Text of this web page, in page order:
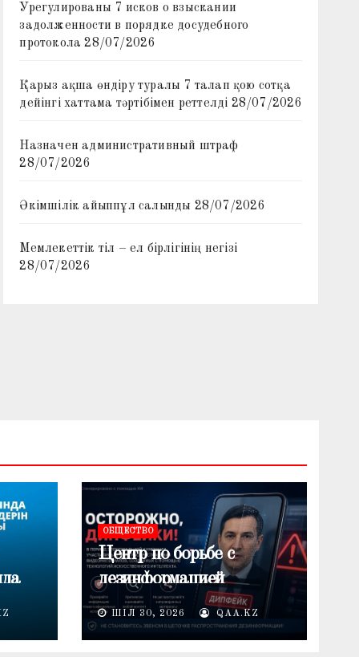
Урегулированы 7 исков о взыскании
задолженности в порядке досудебного
протокола 28/07/2026
Қарыз ақша өндіру туралы 7 талап қою сотқа
дейінгі хаттама тәртібімен реттелді 28/07/2026
Назначен административный штраф
28/07/2026
Әкімшілік айыппұл салынды 28/07/2026
Мемлекеттік тіл – ел бірлігінің негізі
28/07/2026
ОБЩЕСТВО
Центр по борьбе с
дезинформацией
предупреждает о
распространении
ШІЛ 30, 2026 QAA.KZ